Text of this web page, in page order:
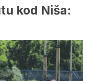
kod Niša: